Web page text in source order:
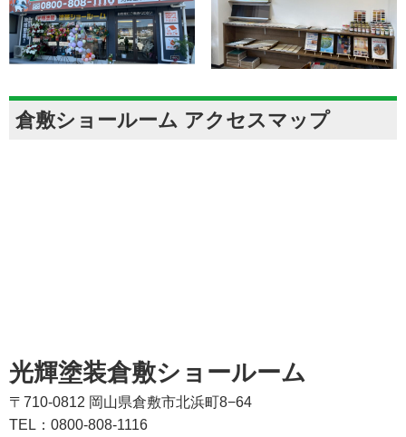
倉敷ショールーム アクセスマップ
光輝塗装倉敷ショールーム
〒710-0812 岡山県倉敷市北浜町8−64
TEL：0800-808-1116